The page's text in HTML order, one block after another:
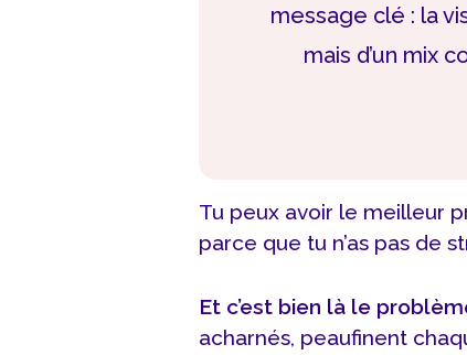
message clé : la
mais d’un mix
Tu peux avoir le meilleur
parce que tu n’as pas de
Et c’est bien là le
acharnés, peaufinent